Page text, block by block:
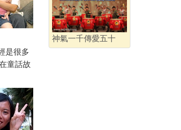
是很多
童話故
神氣一千傳愛五十